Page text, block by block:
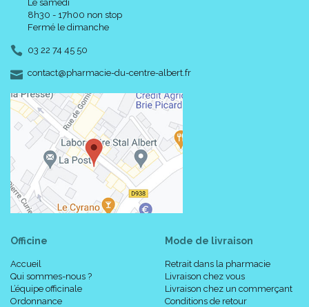
Le samedi
8h30 - 17h00 non stop
Fermé le dimanche
03 22 74 45 50
contact-
@-
pharmacie-du-centre-albert.fr
Officine
Accueil
Qui sommes-nous ?
L’équipe officinale
Ordonnance
Mode de livraison
Retrait dans la pharmacie
Livraison chez vous
Livraison chez un commerçant
Conditions de retour